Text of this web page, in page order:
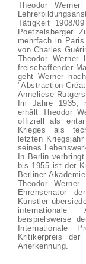
Theodor
Tätigkeit 1908/
Poetzelsberger.
mehrfach in
von Charles
Theodor
freischaffender
geht Werner
"Abstraction-
Anneliese
Im Jahre 1935,
erhält Theodor
offiziell als
Krieges als
letzten
seines
In Berlin
bis 1955 ist der
Berliner
Theodor
Ehrensenator
Künstler
internationale
beispielsweise
Internationale
Kritikerpreis
Anerkennung.